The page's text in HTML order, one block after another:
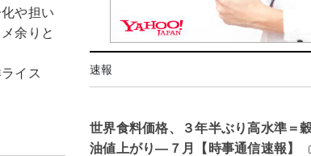
や担い
余りと
イス
速報
世界食料価格、３年半ぶり高水準＝
油値上がり―７月【時事通信速報】